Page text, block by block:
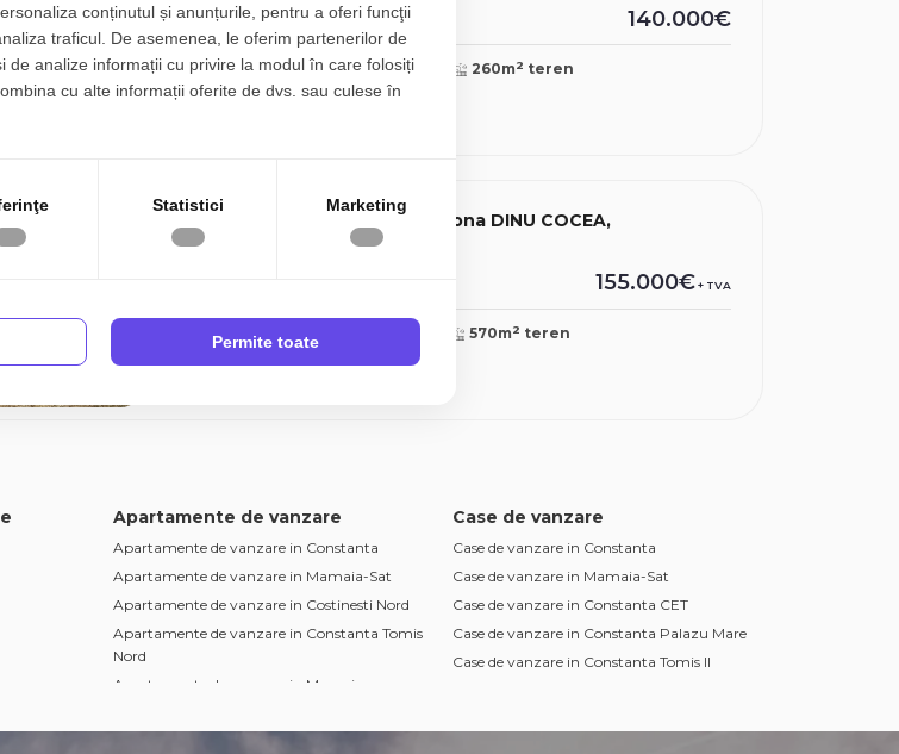
Agigea 140.000€
4 camere 2 bai 128mp 260m2 teren
casa P+1, 5 camere, in AGIGEA, zona DINU COCEA,
155.000€+ TVA
5 camere 3 bai 570m2 teren
Apartamente de vanzare
Apartamente de vanzare in Constanta
Apartamente de vanzare in Mamaia-Sat
Apartamente de vanzare in Costinesti Nord
Apartamente de vanzare in Constanta Tomis
Nord
Apartamente de vanzare in Mamaia
Plus
Case de vanzare
Case de vanzare in Constanta
Case de vanzare in Mamaia-Sat
Case de vanzare in Constanta CET
Case de vanzare in Constanta Palazu Mare
Case de vanzare in Constanta Tomis II
conținutul și anunțurile, pentru a oferi funcţii
traficul. De asemenea, le oferim partenerilor de
de analize informații cu privire la modul în care folosiți
cu alte informații oferite de dvs. sau culese în
Statistici Marketing
Permite toate